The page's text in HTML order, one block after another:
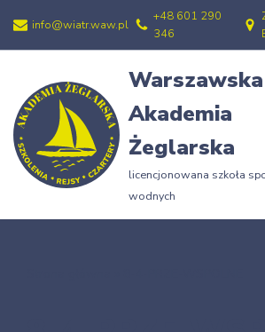
Przejdź
treści
info@wiatr.waw.pl
+48 601 290
346
Warszawska
Akademia
Żeglarska
licencjonowana szkoła
wodnych